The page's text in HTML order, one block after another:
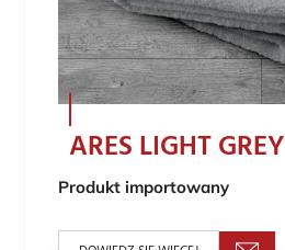
ARES LIGHT GREY
Produkt importowany